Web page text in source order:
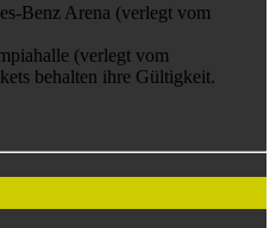
Benz Arena (verlegt vom
(verlegt vom
behalten ihre Gültigkeit.